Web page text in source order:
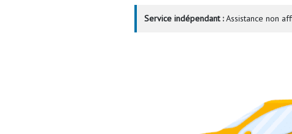
Service indépendant :Assistance non